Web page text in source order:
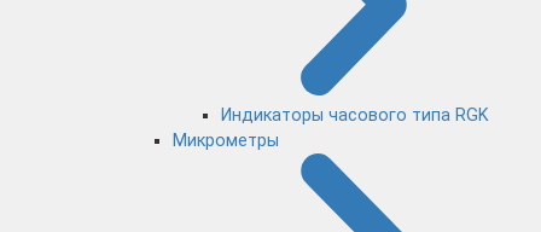
Индикаторы часового типа RGK
Микрометры